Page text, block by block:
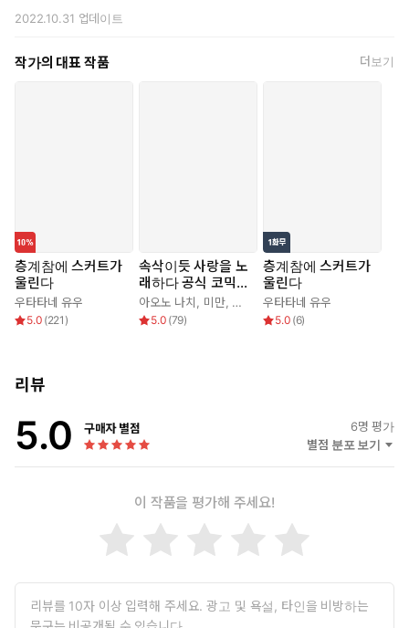
2022.10.31 업데이트
작가의 대표 작품 더보기
층계참에 스커트가
울린다
우타타네 유우
5.0 (221 )
속삭이듯 사랑을 노
래하다 공식 코믹
앤솔로지
아오노 나치 미만, 유아마,아오노시모,
5.0 (79)
층계참에 스커트가
울린다
우타타네 유우
5.0 (6)
리뷰
5.0 구매자 별점 6명 평가
별점 분포 보기
이 작품을 평가해 주세요!